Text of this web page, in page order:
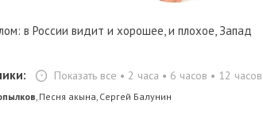
в России видит и хорошее, и плохое, Запад
Показать все • 2 часа • 6 часов • 12 часов
, Песня акына, Сергей Балунин